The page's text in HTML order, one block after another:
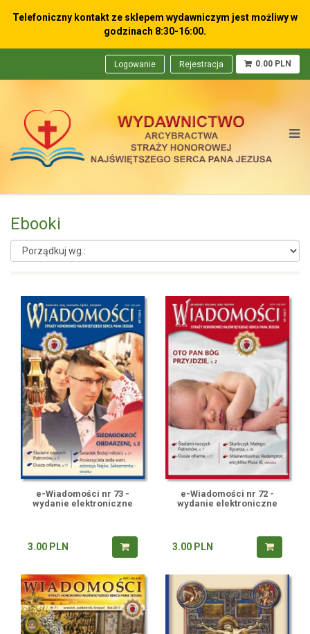
Telefoniczny kontakt ze sklepem wydawniczym jest możliwy w
godzinach 8:30-16:00.
Logowanie Rejestracja 0.00 PLN
Ebooki
e-Wiadomości nr 73 -
wydanie elektroniczne
3.00 PLN
e-Wiadomości nr 72 -
wydanie elektroniczne
3.00 PLN